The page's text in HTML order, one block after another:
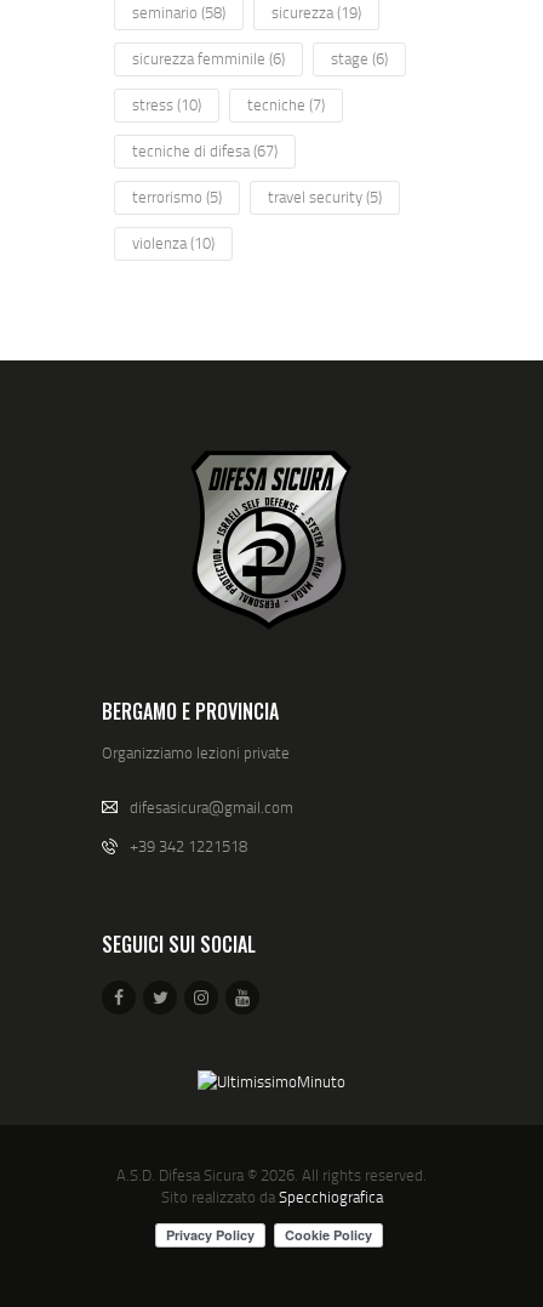
seminario (58) sicurezza(19)
sicurezza femminile (6) stage (6)
stress(10) tecniche (7)
tecniche di difesa(67)
terrorismo (5) travel security(5)
violenza(10)
BERGAMO E PROVINCIA
Organizziamo lezioni private
difesasicura@gmail.com
+39 342 1221518
SEGUICI SUI SOCIAL
A.S.D. Difesa Sicura © 2026. All rights reserved.
Sito realizzato daSpecchiografica